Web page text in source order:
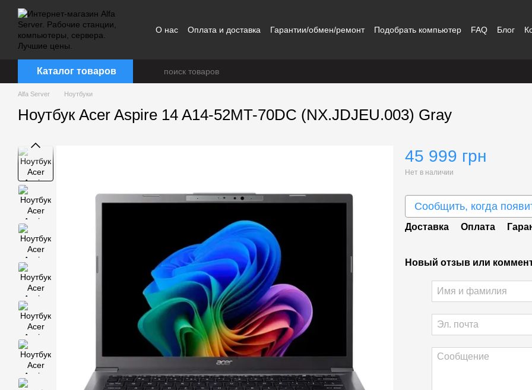
Перейти к основному контенту
О нас Оплата и доставка Гарантии/обмен/ремонт Подобрать компьютер FAQ Блог
Каталог товаров
Alfa Server Ноутбуки
Ноутбук Acer Aspire 14 A14-52MT-70DC (NX.JDJEU.003) Gray
45 999 грн
Нет в наличии
Сообщить, когда
Доставка Оплата
Новый отзыв или